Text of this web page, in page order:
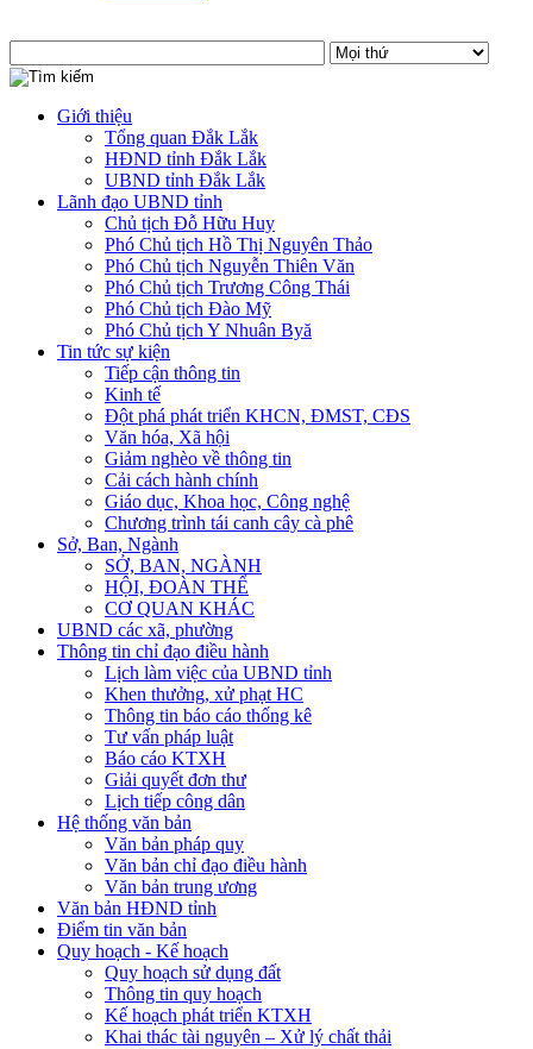
Giới thiệu
Tổng quan Đắk Lắk
HĐND tỉnh Đắk Lắk
UBND tỉnh Đắk Lắk
Lãnh đạo UBND tỉnh
Chủ tịch Đỗ Hữu Huy
Phó Chủ tịch Hồ Thị Nguyên Thảo
Phó Chủ tịch Nguyễn Thiên Văn
Phó Chủ tịch Trương Công Thái
Phó Chủ tịch Đào Mỹ
Phó Chủ tịch Y Nhuân Byă
Tin tức sự kiện
Tiếp cận thông tin
Kinh tế
Đột phá phát triển KHCN, ĐMST, CĐS
Văn hóa, Xã hội
Giảm nghèo về thông tin
Cải cách hành chính
Giáo dục, Khoa học, Công nghệ
Chương trình tái canh cây cà phê
Sở, Ban, Ngành
SỞ, BAN, NGÀNH
HỘI, ĐOÀN THỂ
CƠ QUAN KHÁC
UBND các xã, phường
Thông tin chỉ đạo điều hành
Lịch làm việc của UBND tỉnh
Khen thưởng, xử phạt HC
Thông tin báo cáo thống kê
Tư vấn pháp luật
Báo cáo KTXH
Giải quyết đơn thư
Lịch tiếp công dân
Hệ thống văn bản
Văn bản pháp quy
Văn bản chỉ đạo điều hành
Văn bản trung ương
Văn bản HĐND tỉnh
Điểm tin văn bản
Quy hoạch - Kế hoạch
Quy hoạch sử dụng đất
Thông tin quy hoạch
Kế hoạch phát triển KTXH
Khai thác tài nguyên – Xử lý chất thải